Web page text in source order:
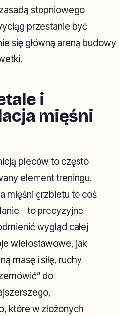
stopniowego
przestanie być
się główną areną budowy
i
mięśni
pleców to często
element treningu.
mięśni grzbietu to coś
- to precyzyjne
wygląd całej
wielostawowe, jak
masę i siłę, ruchy
do
które w złożonych